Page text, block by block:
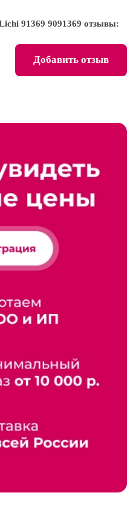
91369 9091369 отзывы:
Добавить отзыв